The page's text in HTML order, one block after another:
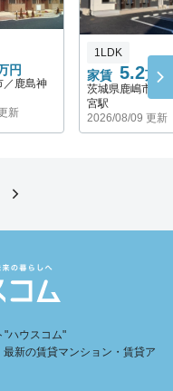
円
／鹿島神
新
家賃 5.2万円
1LDK
茨城県鹿嶋市／
宮駅
2026/08/09 更新
"ハウスコム"
新の賃貸マンション・賃貸ア